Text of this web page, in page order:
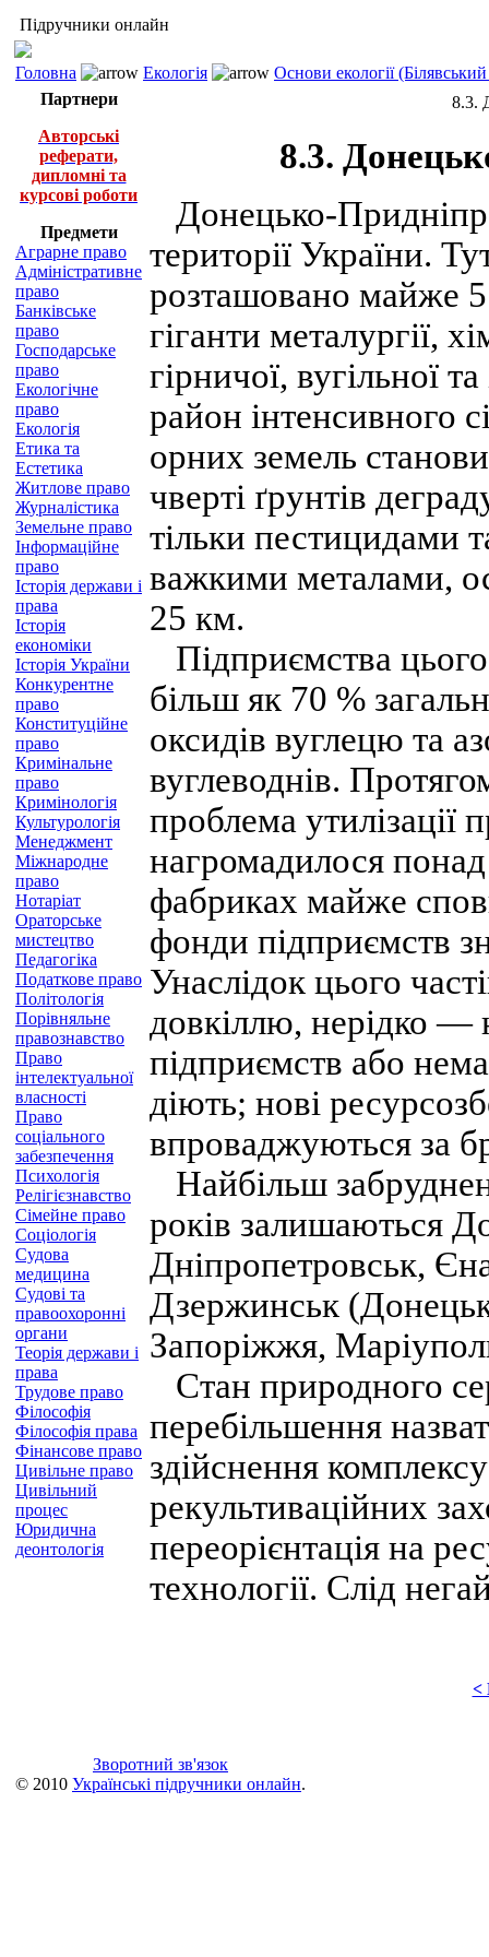
Підручники онлайн
Головна Екологія
Основи екології
Партнери
Авторські
реферати,
дипломні та
курсові роботи
Предмети
Аграрне право
Адміністративне
право
Банківське
право
Господарське
право
Екологічне
право
Екологія
Етика та
Естетика
Житлове право
Журналістика
Земельне право
Інформаційне
право
Історія держави і
права
Історія
економіки
Історія України
Конкурентне
право
Конституційне
право
Кримінальне
право
Кримінологія
Культурологія
Менеджмент
Міжнародне
право
Нотаріат
Ораторське
мистецтво
Педагогіка
Податкове право
Політологія
Порівняльне
правознавство
Право
інтелектуальної
власності
Право
соціального
забезпечення
Психологія
Релігієзнавство
Сімейне право
Соціологія
Судова
медицина
Судові та
правоохоронні
органи
Теорія держави і
права
Трудове право
Філософія
Філософія права
Фінансове право
Цивільне право
Цивільний
процес
Юридична
деонтологія
8.3.
8.3.
Донецько-
території України.
розташовано майже
гіганти металургії,
гірничої, вугільної
район інтенсивного
орних земель
чверті ґрунтів
тільки пестицидами
важкими металами,
25 км.
Підприємства
більш як 70 %
оксидів вуглецю та
вуглеводнів.
проблема утилізації
нагромадилося
фабриках майже
фонди підприємств
Унаслідок цього
довкіллю, нерідко —
підприємств або
діють; нові
впроваджуються за
Найбільш
років залишаються
Дніпропетровськ,
Дзержинськ
Запоріжжя,
Стан природного
перебільшення
здійснення
рекультиваційних
переорієнтація на
технології. Слід
<
Зворотний зв'язок
© 2010 Українські підручники онлайн.